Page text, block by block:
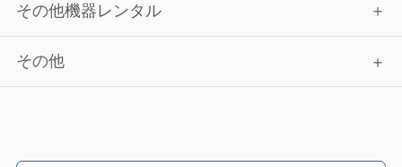
その他機器レンタル
その他